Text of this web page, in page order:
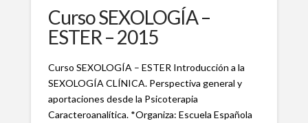
Curso SEXOLOGÍA –
ESTER – 2015
Curso SEXOLOGÍA – ESTER Introducción a la
SEXOLOGÍA CLÍNICA. Perspectiva general y
aportaciones desde la Psicoterapia
Caracteroanalítica. *Organiza: Escuela Española